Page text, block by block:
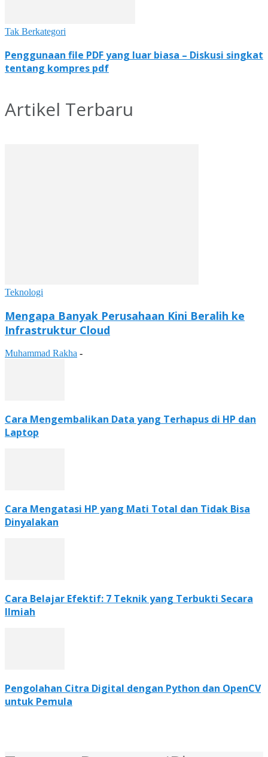
Tak Berkategori
Penggunaan file PDF yang luar biasa – Diskusi singkat
tentang kompres pdf
Artikel Terbaru
Teknologi
Mengapa Banyak Perusahaan Kini Beralih ke
Infrastruktur Cloud
Muhammad Rakha -
Cara Mengembalikan Data yang Terhapus di HP dan
Laptop
Cara Mengatasi HP yang Mati Total dan Tidak Bisa
Dinyalakan
Cara Belajar Efektif: 7 Teknik yang Terbukti Secara
Ilmiah
Pengolahan Citra Digital dengan Python dan OpenCV
untuk Pemula